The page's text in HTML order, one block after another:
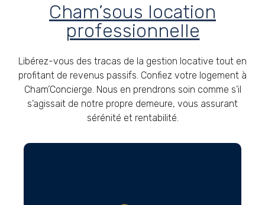
Cham’sous location
professionnelle
Libérez-vous des tracas de la gestion locative tout en
profitant de revenus passifs. Confiez votre logement à
Cham’Concierge. Nous en prendrons soin comme s’il
s’agissait de notre propre demeure, vous assurant
sérénité et rentabilité.